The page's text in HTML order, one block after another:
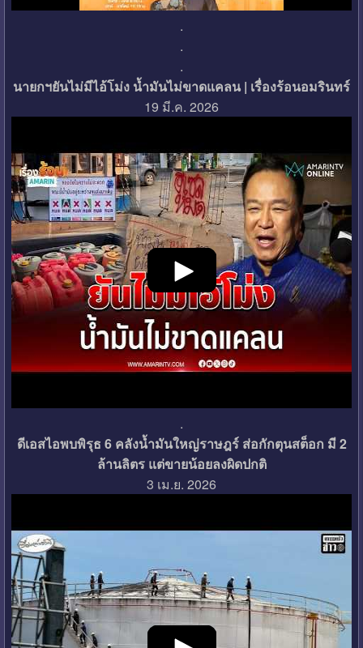
.
.
.
นายกฯยันไม่มีไอ้โม่ง น้ำมันไม่ขาดแคลน | เรื่องร้อนอมรินทร์
19 มี.ค. 2026
.
ดีเอสไอพบพิรุธ 6 คลังน้ำมันใหญ่ราษฎร์ ส่อกักตุนสต็อก มี 2
ล้านลิตร แต่ขายน้อยลงผิดปกติ
3 เม.ย. 2026